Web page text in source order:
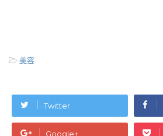
-美容
Twitter
Google+